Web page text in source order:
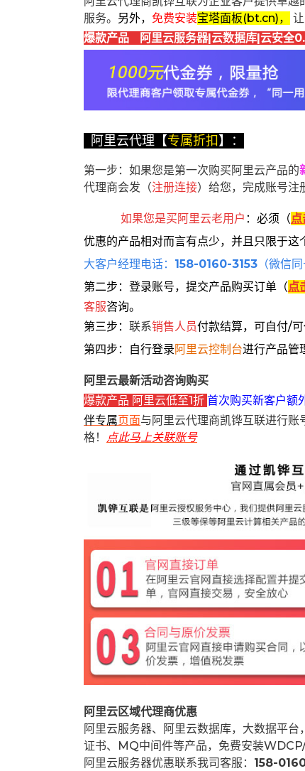
服务。 另外， 免费安装宝塔面板(bt.cn)，
爆款产品 阿里云服务器|云数据库|云安全
阿里云代理【专属折扣】：
第一步：如果您是第一次购买阿里云产品的
代理商会发（注册连接）给您，完成账号注
如果您是买阿里云老用户 ： 必须 （
优惠的产品相对而言有点少，并且只限于这
大客户经理电话： 158-0160-3153 （微信
第二步：登录账号，提交产品购买订单（点
客服咨询。
第三步： 联系销售人员付款结算，可自付/
第四步：自行登录 阿里云控制台进行产品管
阿里云最新活动咨询购买
爆款产品 阿里云低至1折 首次购买新客户额
伴专属页面与阿里云代理商凯铧互联进行
格！ 点此马上关联账号
阿里云区域代理商优惠
阿里云服务器、阿里云数据库，大数据平
证书、MQ中间件等产品，免费安装
阿里云服务器优惠联系我司客服： 158-